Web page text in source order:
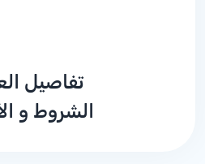
تفاصيل
الشروط و